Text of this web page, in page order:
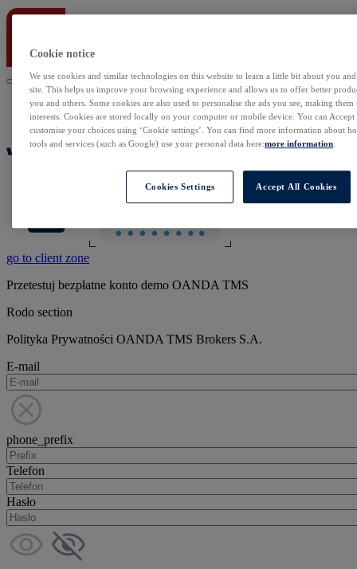
go to client zone
Przetestuj bezpłatne konto demo OANDA TMS
Rodo section
Polityka Prywatności OANDA TMS Brokers S.A.
E-mail
phone_prefix
Telefon
Hasło
Cookie notice
We use cookies and similar technologies on this website to learn a little bit about you
site. This helps us improve your browsing experience and allows us to offer better
you and others. Some cookies are also used to personalise the ads you see, making
interests. Cookies are stored locally on your computer or mobile device. You can
customise your choices using ‘Cookie settings’. You can find more information about
tools and services (such as Google) use your personal data here:more information
Cookies Settings Accept All Cookies